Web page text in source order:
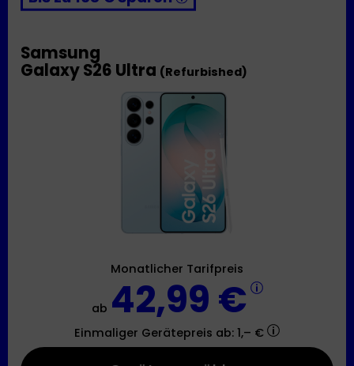
Samsung
Galaxy S26 Ultra (Refurbished)
Monatlicher Tarifpreis
ab 42,99 €
Einmaliger Gerätepreis ab: 1,– €